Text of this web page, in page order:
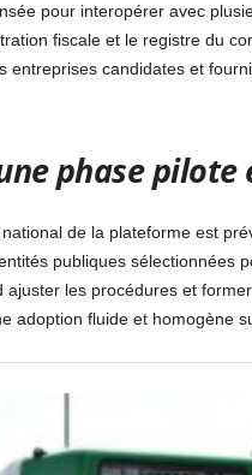
pour interopérer avec
fiscale et le registre du
entreprises candidates et
phase
de la plateforme est
publiques sélectionnées
ajuster les procédures et
adoption fluide et homogène